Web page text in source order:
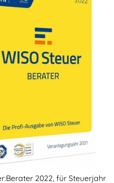
2022, für Steuerjahr